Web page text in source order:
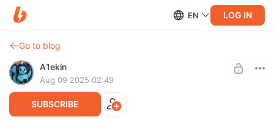
EN LOG IN
Go to blog
A1ekin
Aug 09 2025 02:49
SUBSCRIBE